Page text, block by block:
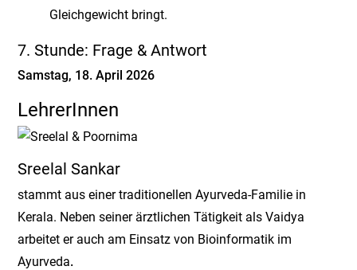
Gleichgewicht bringt.
7. Stunde: Frage & Antwort
Samstag, 18. April 2026
LehrerInnen
Sreelal Sankar
stammt aus einer traditionellen Ayurveda-Familie in
Kerala. Neben seiner ärztlichen Tätigkeit als Vaidya
arbeitet er auch am Einsatz von Bioinformatik im
Ayurveda.